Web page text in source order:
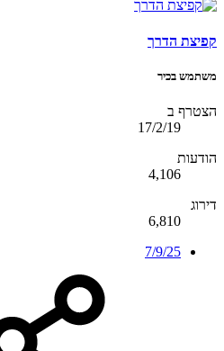
קפיצת הדרך
משתמש בכיר
הצטרף ב
17/2/19
הודעות
4,106
דירוג
6,810
7/9/25